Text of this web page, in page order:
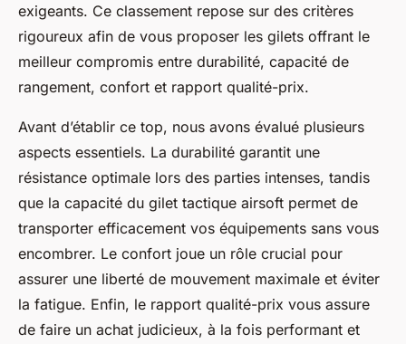
exigeants. Ce classement repose sur des critères
rigoureux afin de vous proposer les gilets offrant le
meilleur compromis entre durabilité, capacité de
rangement, confort et rapport qualité-prix.
Avant d’établir ce top, nous avons évalué plusieurs
aspects essentiels. La durabilité garantit une
résistance optimale lors des parties intenses, tandis
que la capacité du gilet tactique airsoft permet de
transporter efficacement vos équipements sans vous
encombrer. Le confort joue un rôle crucial pour
assurer une liberté de mouvement maximale et éviter
la fatigue. Enfin, le rapport qualité-prix vous assure
de faire un achat judicieux, à la fois performant et